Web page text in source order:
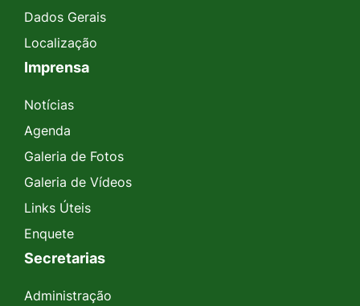
Dados Gerais
Localização
Imprensa
Notícias
Agenda
Galeria de Fotos
Galeria de Vídeos
Links Úteis
Enquete
Secretarias
Administração